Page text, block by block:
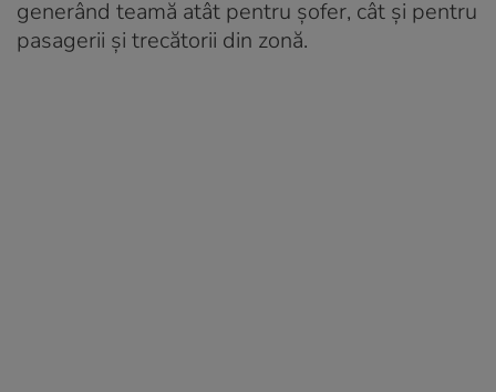
generând teamă atât pentru șofer, cât și pentru
pasagerii și trecătorii din zonă.